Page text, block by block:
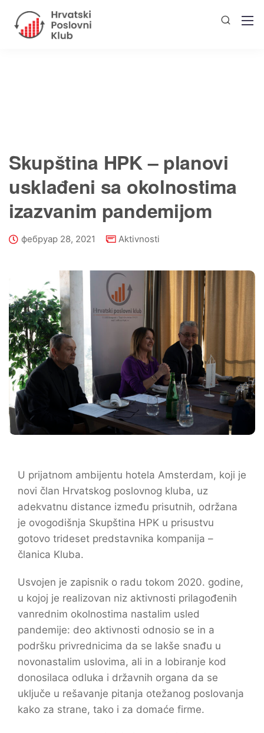
Skupština HPK – planovi
usklađeni sa okolnostima
izazvanim pandemijom
фебруар 28, 2021 Aktivnosti
U prijatnom ambijentu hotela Amsterdam, koji je
novi član Hrvatskog poslovnog kluba, uz
adekvatnu distance između prisutnih, održana
je ovogodišnja Skupština HPK u prisustvu
gotovo trideset predstavnika kompanija –
članica Kluba.
Usvojen je zapisnik o radu tokom 2020. godine,
u kojoj je realizovan niz aktivnosti prilagođenih
vanrednim okolnostima nastalim usled
pandemije: deo aktivnosti odnosio se in a
podršku privrednicima da se lakše snađu u
novonastalim uslovima, ali in a lobiranje kod
donosilaca odluka i državnih organa da se
uključe u rešavanje pitanja otežanog poslovanja
kako za strane, tako i za domaće firme.